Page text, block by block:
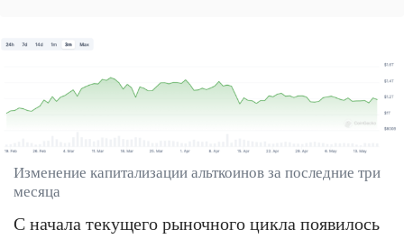
Изменение капитализации альткоинов за последние три
месяца
С начала текущего рыночного цикла появилось